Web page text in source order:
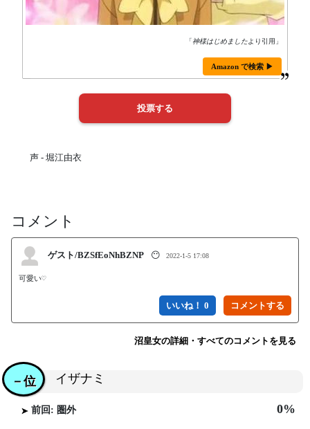
「神様はじめましたより引用」
Amazon で検索 ▶
声 - 堀江由衣
コメント
ゲスト/BZSfEoNhBZNP 😶 2022-1-5 17:08
可愛い♡
いいね！ 0
沼皇女の詳細・すべてのコメントを見る
イザナミ
－位
前回: 圏外 0%